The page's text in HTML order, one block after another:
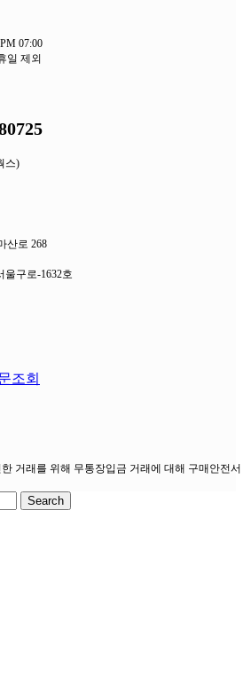
07:00
일 제외
스)
산로 268
울구로-1632호
조회
거래를 위해 무통장입금 거래에 대해 구매안전서
Search